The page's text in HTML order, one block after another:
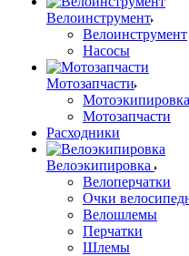
Велоинструмент
Велоинструмент
Насосы
Мотозапчасти
Мотоэкипировка
Мотозапчасти
Расходники
Велоэкипировка
Велоперчатки
Очки
Велошлемы
Перчатки
Шлемы